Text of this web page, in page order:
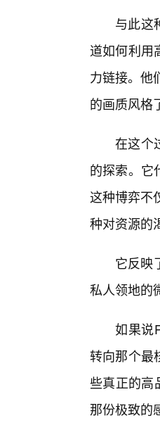
与此这
道如何利用
力链接。他
的画质风格
在这个
的探索。它
这种博弈不
种对资源的
它反映
私人领地的
如果说
转向那个最
些真正的高
那份极致的